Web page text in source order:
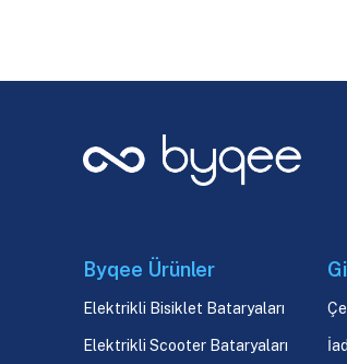
Byqee Ürünler
Elektrikli Bisiklet Bataryaları
Elektrikli Scooter Bataryaları